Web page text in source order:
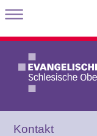
Kontakt